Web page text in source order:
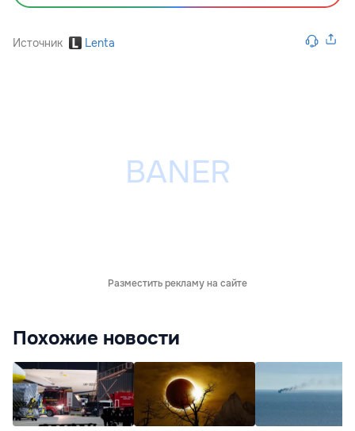
Источник Lenta
Разместить рекламу на сайте
Похожие новости